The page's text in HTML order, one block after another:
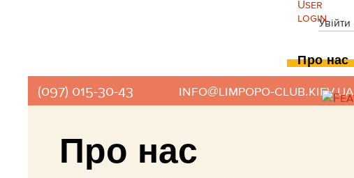
Увійти
Пошук
Про нас
(097) 015-30-43 info@limpopo-club.kiev.ua
Про нас